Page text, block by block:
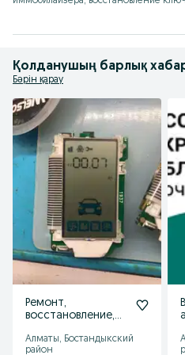
Қолданушың барлық
Бәрін қарау
Ремонт,
восстановление,
программирование
Алматы, Бостандыкский
район